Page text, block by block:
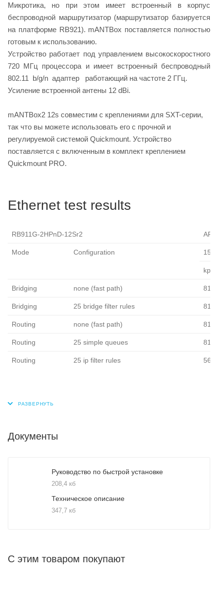
Микротика, но при этом имеет встроенный в корпус
беспроводной маршрутизатор (маршрутизатор базируется
на платформе RB921). mANTBox поставляется полностью
готовым к использованию.
Устройство работает под управлением высокоскоростного
720 МГц процессора и имеет встроенный беспроводный
802.11 b/g/n адаптер работающий на частоте 2 ГГц.
Усиление встроенной антены 12 dBi.
mANTBox2 12s совместим с креплениями для SXT-серии,
так что вы можете использовать его с прочной и
регулируемой системой Quickmount. Устройство
поставляется с включенным в комплект креплением
Quickmount PRO.
Ethernet test results
RB911G-2HPnD-12Sr2
Mode Configuration
kpps
Bridging none (fast path) 81.0
Bridging 25 bridge filter rules 81.0
Routing none (fast path) 81.0
Routing 25 simple queues 81.0
Routing 25 ip filter rules 56.8
Документы
Руководство по быстрой установке
208,4 кб
Техническое описание
347,7 кб
С этим товаром покупают